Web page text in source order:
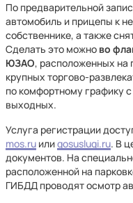
По предварительной
автомобиль и прицепы к
собственнике, а также
Сделать это можно во
ЮЗАО, расположенных на
крупных торгово-
по комфортному графику
выходных.
Услуга регистрации
mos.ru илиgosuslugi.ru. В
документов. На
расположенной на
ГИБДД проводят осмотр